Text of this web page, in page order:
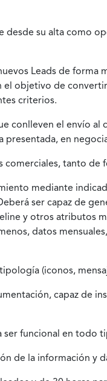
su alta como
Leads de
objetivo de
criterios.
conlleven el envío al
en
tanto de
mediante
ser capaz de
y otros atributos
datos
(iconos,
capaz de
ser funcional en todo
de la información y